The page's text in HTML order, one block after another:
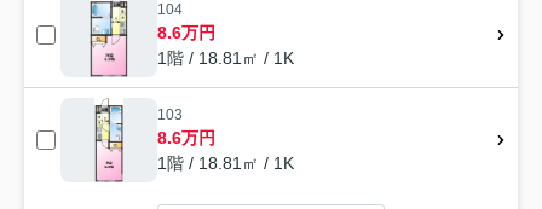
104
8.6万円
1階 / 18.81㎡ / 1K
103
8.6万円
1階 / 18.81㎡ / 1K